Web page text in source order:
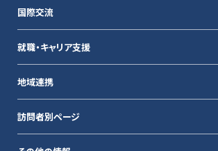
国際交流
就職・キャリア支援
地域連携
訪問者別ページ